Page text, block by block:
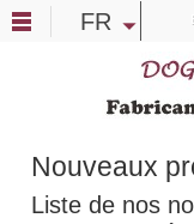
FR
Nouveaux
Liste de nos